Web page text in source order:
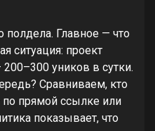
полдела. Главное — что
ситуация: проект
уников в сутки.
Сравниваем, кто
по прямой ссылке или
показывает, что